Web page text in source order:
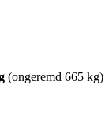
(ongeremd 665 kg)